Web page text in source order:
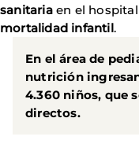
sanitaria en el
mortalidad infantil.
En el área de
nutrición
4.360 niños, que
directos.